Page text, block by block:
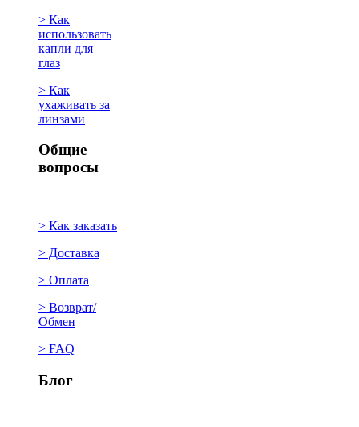
> Как
использовать
капли для
глаз
> Как
ухаживать за
линзами
Общие
вопросы
> Как заказать
> Доставка
> Оплата
> Возврат/
Обмен
> FAQ
Блог